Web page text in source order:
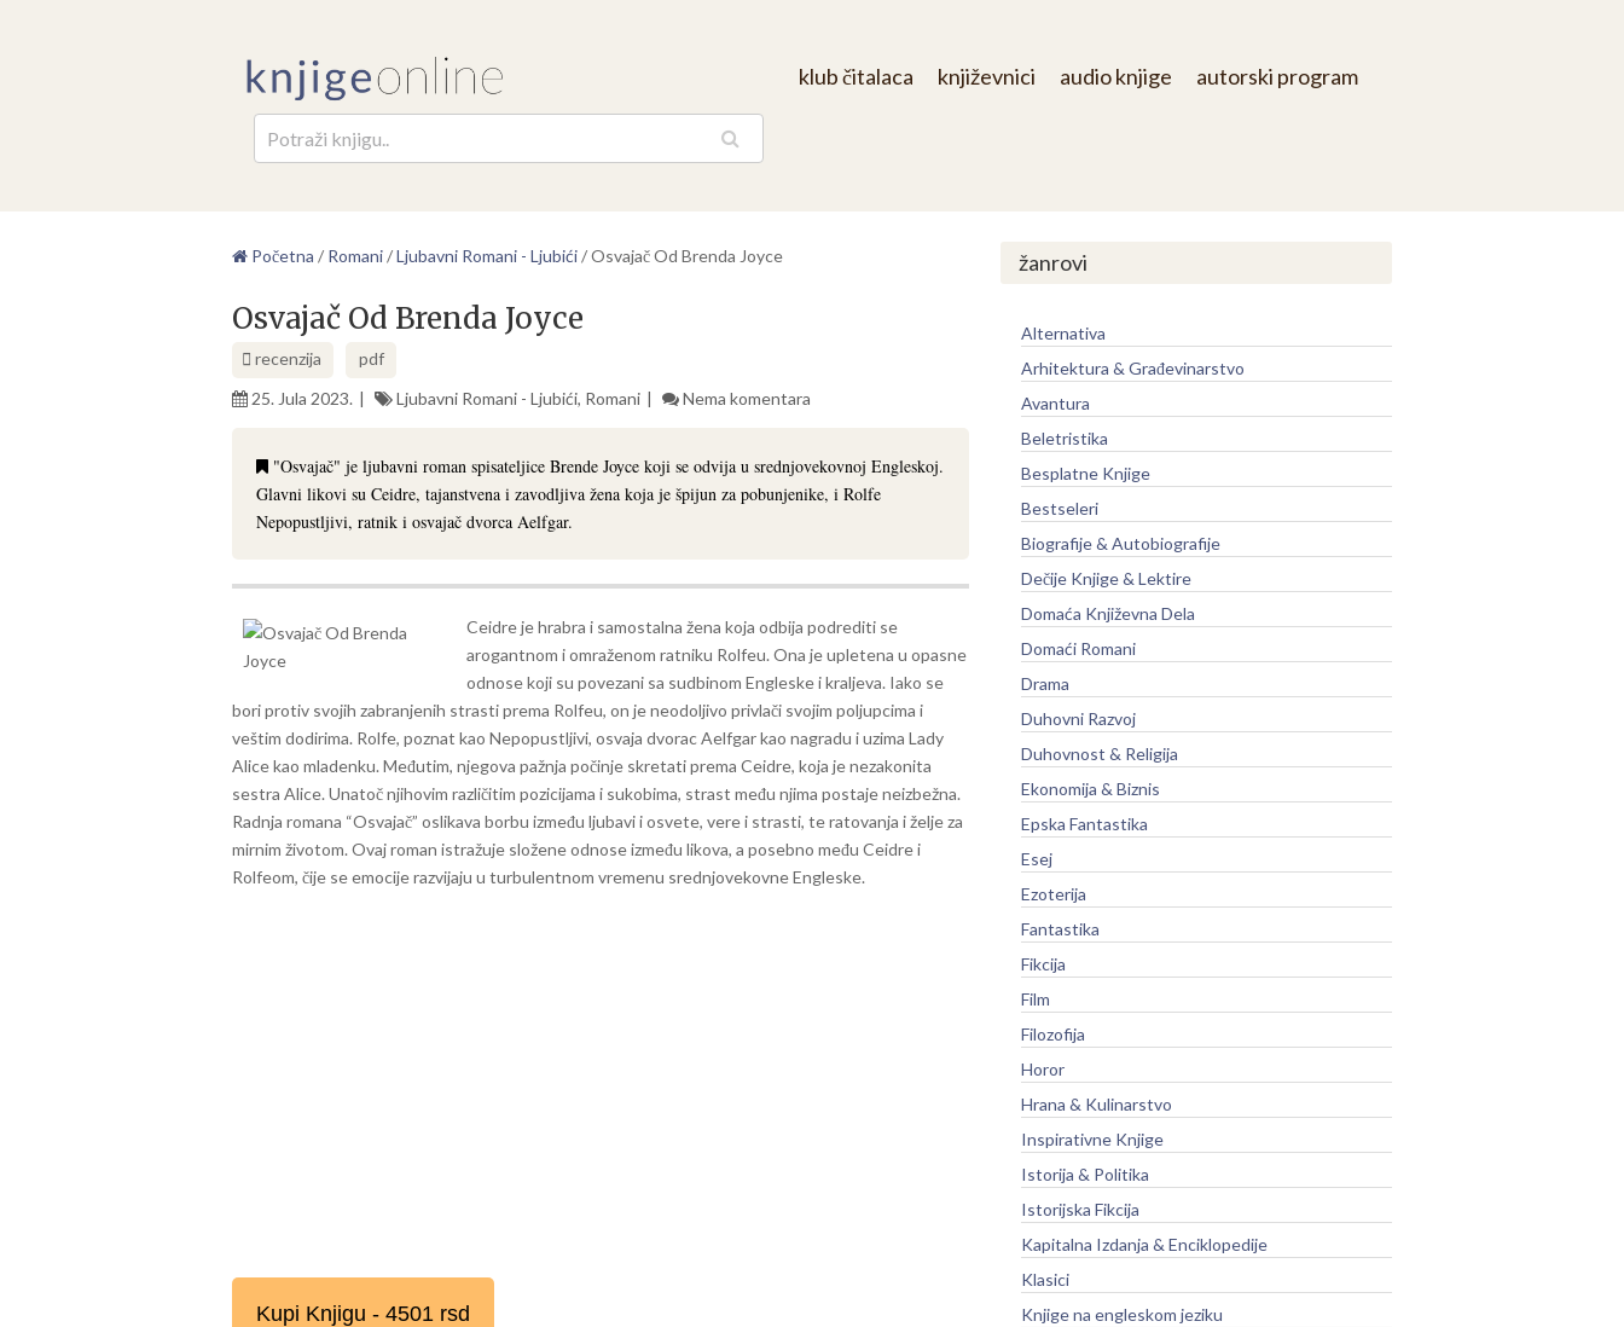
klub čitalaca književnici audio knjige autorski program
Početna / Romani/Ljubavni Romani - Ljubići/Osvajač Od Brenda Joyce
Osvajač Od Brenda Joyce
recenzija
pdf
25. Jula 2023.
Ljubavni Romani - Ljubići, Romani Nema komentara
"Osvajač" je ljubavni roman spisateljice Brende Joyce koji se odvija u srednjovekovnoj Engleskoj.
Glavni likovi su Ceidre, tajanstvena i zavodljiva žena koja je špijun za pobunjenike, i Rolfe
Nepopustljivi, ratnik i osvajač dvorca Aelfgar.
Ceidre je hrabra i samostalna žena koja odbija podrediti se
arogantnom i omraženom ratniku Rolfeu. Ona je upletena u opasne
odnose koji su povezani sa sudbinom Engleske i kraljeva. Iako se
bori protiv svojih zabranjenih strasti prema Rolfeu, on je neodoljivo privlači svojim poljupcima i
veštim dodirima. Rolfe, poznat kao Nepopustljivi, osvaja dvorac Aelfgar kao nagradu i uzima Lady
Alice kao mladenku. Međutim, njegova pažnja počinje skretati prema Ceidre, koja je nezakonita
sestra Alice. Unatoč njihovim različitim pozicijama i sukobima, strast među njima postaje neizbežna.
Radnja romana “Osvajač” oslikava borbu između ljubavi i osvete, vere i strasti, te ratovanja i želje za
mirnim životom. Ovaj roman istražuje složene odnose između likova, a posebno među Ceidre i
Rolfeom, čije se emocije razvijaju u turbulentnom vremenu srednjovekovne Engleske.
Kupi Knjigu - 4501 rsd
žanrovi
Alternativa
Arhitektura & Građevinarstvo
Avantura
Beletristika
Besplatne Knjige
Bestseleri
Biografije & Autobiografije
Dečije Knjige & Lektire
Domaća Književna Dela
Domaći Romani
Drama
Duhovni Razvoj
Duhovnost & Religija
Ekonomija & Biznis
Epska Fantastika
Esej
Ezoterija
Fantastika
Fikcija
Film
Filozofija
Horor
Hrana & Kulinarstvo
Inspirativne Knjige
Istorija & Politika
Istorijska Fikcija
Kapitalna Izdanja & Enciklopedije
Klasici
Knjige na engleskom jeziku